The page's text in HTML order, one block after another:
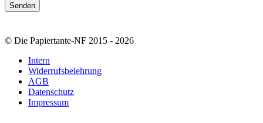
© Die Papiertante-NF 2015 - 2026
Intern
Widerrufsbelehrung
AGB
Datenschutz
Impressum